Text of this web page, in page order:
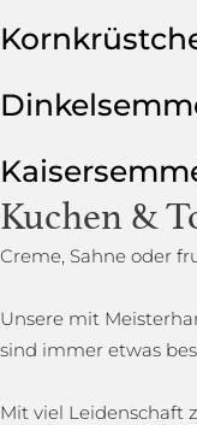
Kuchen &
Creme, Sahne oder
Unsere mit
sind immer etwas
Mit viel Leidenschaft